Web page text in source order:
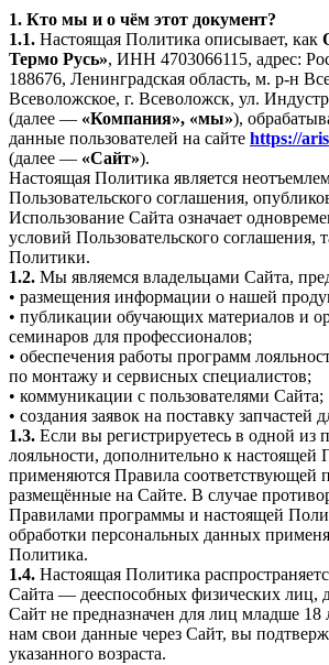
1. Кто мы и о чём этот документ?
1.1. Настоящая Политика описывает, как
Термо Русь», ИНН 4703066115, адрес:
188676, Ленинградская область, м. р-н
Всеволожское, г. Всеволожск, ул.
(далее — «Компания», «мы»),
данные пользователей на сайте https://
(далее — «Сайт»).
Настоящая Политика является
Пользовательского соглашения,
Использование Сайта означает
условий Пользовательского соглашения,
Политики.
1.2. Мы являемся владельцами Сайта,
• размещения информации о нашей
• публикации обучающих материалов и
семинаров для профессионалов;
• обеспечения работы программ
по монтажу и сервисных специалистов;
• коммуникации с пользователями Сайта;
• создания заявок на поставку запчастей
1.3. Если вы регистрируетесь в одной из
лояльности, дополнительно к настоящей
применяются Правила соответствующей
размещённые на Сайте. В случае
Правилами программы и настоящей
обработки персональных данных
Политика.
1.4. Настоящая Политика
Сайта — дееспособных физических лиц,
Сайт не предназначен для лиц младше 18
нам свои данные через Сайт, вы
указанного возраста.